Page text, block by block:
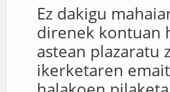
Ez dakigu
direnek kontuan
astean
ikerketaren